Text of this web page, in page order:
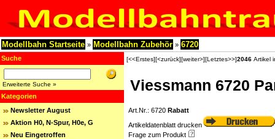
Modellbahn Startseite » Modellbahn Zubehör » 6720
Suche
Erweiterte Suche »
Kategorien
Newsletter August
Aktion H0, N-Spur, H0e, G
Neu Eingetroffen
[<<Erstes][<zurück][weiter>][Letztes>>]2046 Artikel
Viessmann 6720
Art.Nr.: 6720 Rabatt
Artikeldatenblatt drucken
Frage zum Produkt